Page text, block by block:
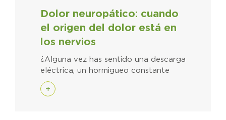
Dolor neuropático: cuando
el origen del dolor está en
los nervios
¿Alguna vez has sentido una descarga
eléctrica, un hormigueo constante
+